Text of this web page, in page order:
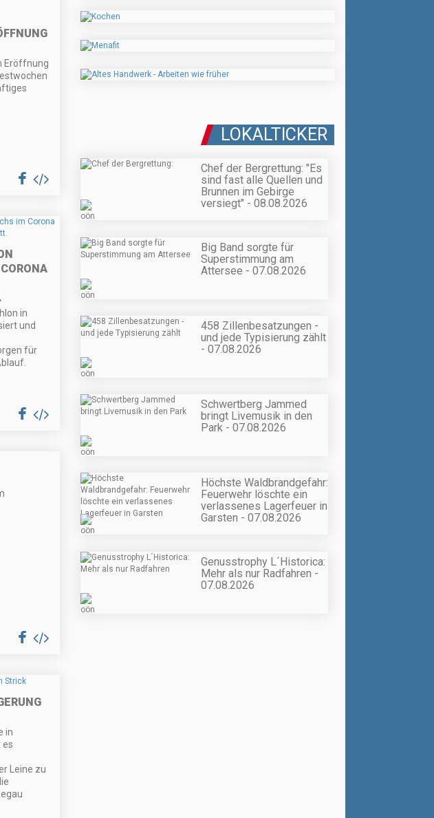
Eröffnung
in
und
für
in
es
Leine zu
LOKALTICKER
Chef der Bergrettung: "Es
sind fast alle Quellen und
Brunnen im Gebirge
versiegt" - 08.08.2026
Big Band sorgte für
Superstimmung am
Attersee - 07.08.2026
458 Zillenbesatzungen -
und jede Typisierung zählt
- 07.08.2026
Schwertberg Jammed
bringt Livemusik in den
Park - 07.08.2026
Höchste Waldbrandgefahr:
Feuerwehr löschte ein
verlassenes Lagerfeuer in
Garsten - 07.08.2026
Genusstrophy L´Historica:
Mehr als nur Radfahren -
07.08.2026